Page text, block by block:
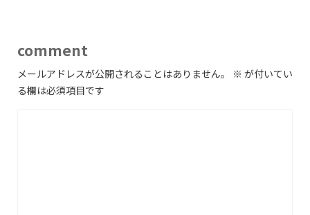
comment
メールアドレスが公開されることはありません。 ※ が付いてい
る欄は必須項目です